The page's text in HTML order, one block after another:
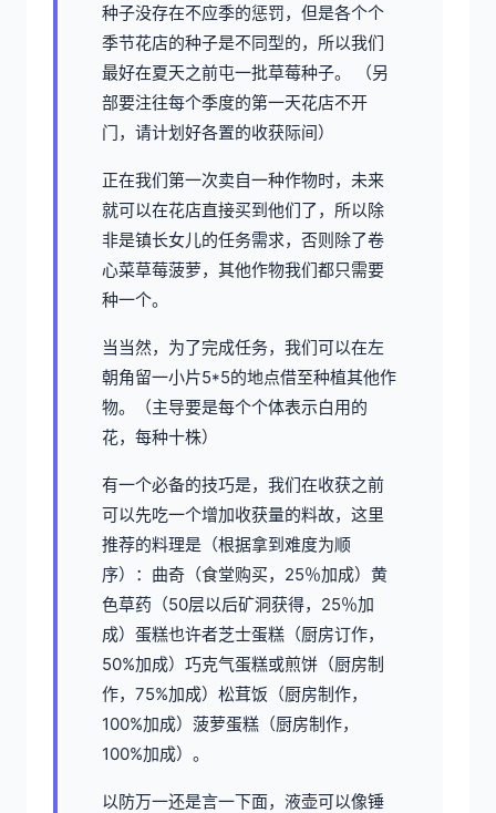
种子没存在不应季的惩罚，但是各个个
季节花店的种子是不同型的，所以我们
最好在夏天之前屯一批草莓种子。 （另
部要注往每个季度的第一天花店不开
门，请计划好各置的收获际间）
正在我们第一次卖自一种作物时，未来
就可以在花店直接买到他们了，所以除
非是镇长女儿的任务需求，否则除了卷
心菜草莓菠萝，其他作物我们都只需要
种一个。
当当然，为了完成任务，我们可以在左
朝角留一小片5*5的地点借至种植其他作
物。（主导要是每个个体表示白用的
花，每种十株）
有一个必备的技巧是，我们在收获之前
可以先吃一个增加收获量的料故，这里
推荐的料理是（根据拿到难度为顺
序）：曲奇（食堂购买，25％加成）黄
色草药（50层以后矿洞获得，25％加
成）蛋糕也许者芝士蛋糕（厨房订作，
50%加成）巧克气蛋糕或煎饼（厨房制
作，75%加成）松茸饭（厨房制作，
100%加成）菠萝蛋糕（厨房制作，
100%加成）。
以防万一还是言一下面，液壶可以像锤